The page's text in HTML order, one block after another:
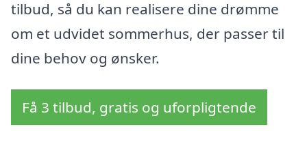
tilbud, så du kan realisere dine drømme
om et udvidet sommerhus, der passer til
dine behov og ønsker.
Få 3 tilbud, gratis og uforpligtende